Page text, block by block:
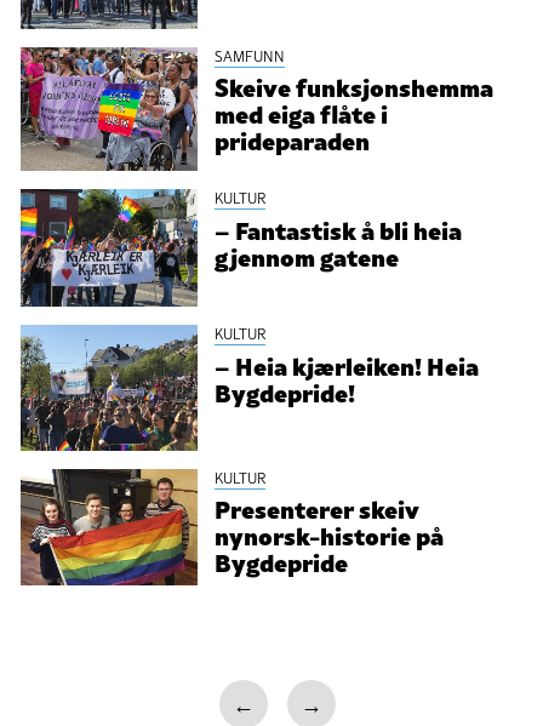
SAMFUNN
Skeive funksjonshemma
med eiga flåte i
prideparaden
KULTUR
– Fantastisk å bli heia
gjennom gatene
KULTUR
– Heia kjærleiken! Heia
Bygdepride!
KULTUR
Presenterer skeiv
nynorsk-historie på
Bygdepride
← →